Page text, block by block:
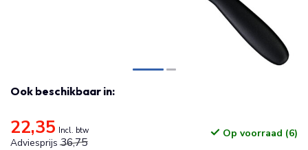
Ook beschikbaar in:
22,35 Incl. btw
Adviesprijs 36,75
Op voorraad (6)